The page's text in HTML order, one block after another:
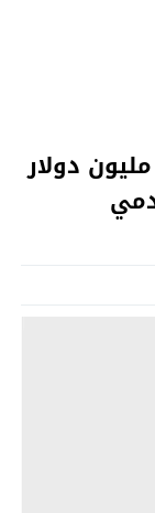
أمريكية تغرم جوجل 22 مليون دولار